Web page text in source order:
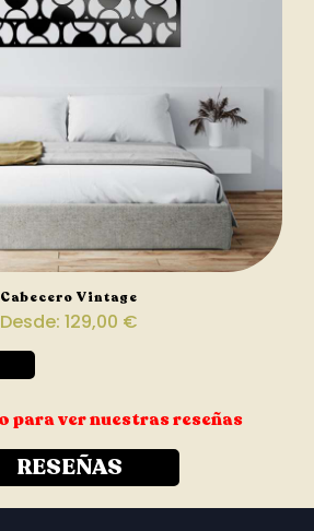
Cabecero Vintage
Desde: 129,00 €
para ver nuestras reseñas
RESEÑAS